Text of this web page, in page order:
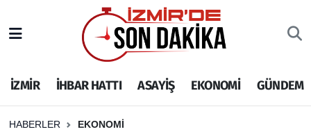
İZMİR İHBAR HATTI ASAYİŞ EKONOMİ GÜNDEM
HABERLER EKONOMİ
İHBAR HATTI
DEPREM
İzmir Nöbetçi Eczaneler
İzmir Hava Durumu
İzmir Namaz Vakitleri